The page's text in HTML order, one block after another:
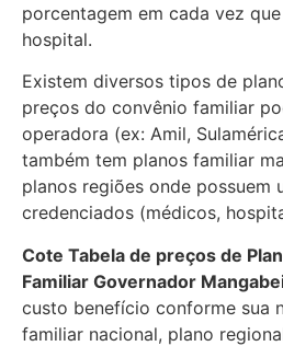
porcentagem em cada vez
hospital.
Existem diversos tipos de
preços do convênio familiar
operadora (ex: Amil,
também tem planos familiar
planos regiões onde possuem
credenciados (médicos,
Cote Tabela de preços de
Familiar Governador
custo benefício conforme sua
familiar nacional, plano